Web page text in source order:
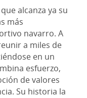
alcanza ya su
más
navarro. A
a miles de
en un
esfuerzo,
de valores
Su historia la